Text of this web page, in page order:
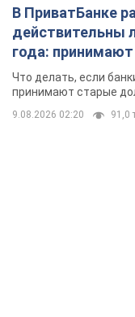
В ПриватБанке
действительны
года:
банки такие
Что делать, если
принимают старые
9.08.2026 02:20 91,0